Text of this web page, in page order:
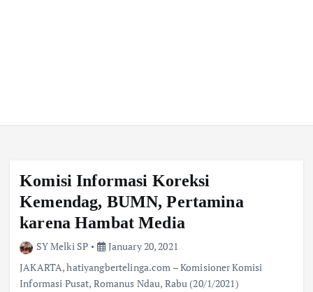
Komisi Informasi Koreksi
Kemendag, BUMN, Pertamina
karena Hambat Media
SY Melki SP
January 20, 2021
JAKARTA, hatiyangbertelinga.com – Komisioner Komisi
Informasi Pusat, Romanus Ndau, Rabu (20/1/2021)